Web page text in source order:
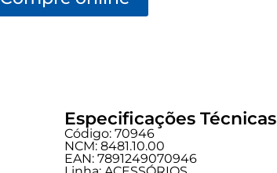
Especificações Técnicas
Código: 70946
NCM: 8481.10.00
EAN: 7891249070946